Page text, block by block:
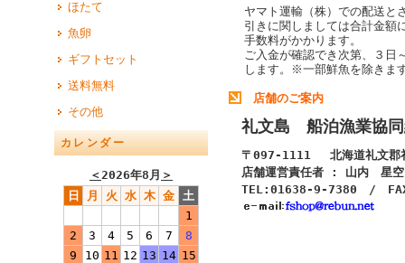
ほたて
魚卵
ギフトセット
送料無料
その他
カレンダー
＜2026年8月 ＞
日
月 火 水 木 金 土
1
2
3 4 5 6 7
8
9
10 11 12 13 14 15
ヤマト運輸（株）での配送と
引きに関しましては合計金額
手数料がかかります。
ご入金が確認でき次第、３日
します。
※一部鮮魚を除きま
店舗のご案内
礼文島 船泊漁業協
〒097-1111 北海道礼文郡
店舗運営責任者 : 山内 星
TEL:01638-9-7380 /